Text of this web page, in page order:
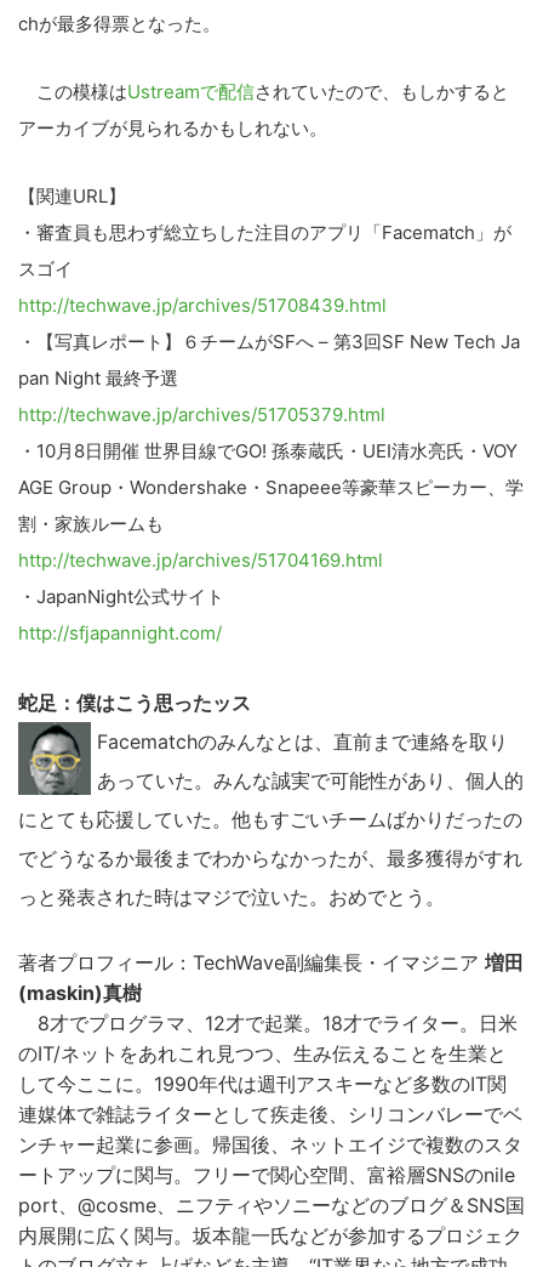
chが最多得票となった。
この模様はUstreamで配信されていたので、もしかすると
アーカイブが見られるかもしれない。
【関連URL】
・審査員も思わず総立ちした注目のアプリ「Facematch」が
スゴイ
http://techwave.jp/archives/51708439.html
・【写真レポート】６チームがSFへ – 第3回SF New Tech Ja
pan Night 最終予選
http://techwave.jp/archives/51705379.html
・10月8日開催 世界目線でGO! 孫泰蔵氏・UEI清水亮氏・VOY
AGE Group・Wondershake・Snapeee等豪華スピーカー、学
割・家族ルームも
http://techwave.jp/archives/51704169.html
・JapanNight公式サイト
http://sfjapannight.com/
蛇足：僕はこう思ったッス
Facematchのみんなとは、直前まで連絡を取り
あっていた。みんな誠実で可能性があり、個人的
にとても応援していた。他もすごいチームばかりだったの
でどうなるか最後までわからなかったが、最多獲得がすれ
っと発表された時はマジで泣いた。おめでとう。
著者プロフィール：TechWave副編集長・イマジニア 増田
(maskin)真樹
8才でプログラマ、12才で起業。18才でライター。日米
のIT/ネットをあれこれ見つつ、生み伝えることを生業と
して今ここに。1990年代は週刊アスキーなど多数のIT関
連媒体で雑誌ライターとして疾走後、シリコンバレーでベ
ンチャー起業に参画。帰国後、ネットエイジで複数のスタ
ートアップに関与。フリーで関心空間、富裕層SNSのnile
port、@cosme、ニフティやソニーなどのブログ＆SNS国
内展開に広く関与。坂本龍一氏などが参加するプロジェク